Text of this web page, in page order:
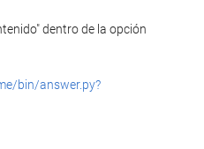
dentro de la opción
bin/answer.py?